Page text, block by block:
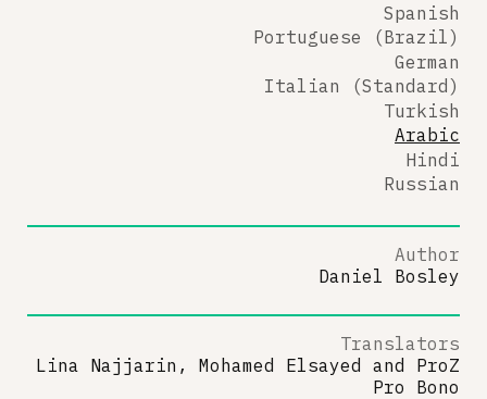
Spanish
Portuguese (Brazil)
German
Italian (Standard)
Turkish
Arabic
Hindi
Russian
Author
Daniel Bosley
Translators
Lina Najjarin, Mohamed Elsayed and ProZ
Pro Bono